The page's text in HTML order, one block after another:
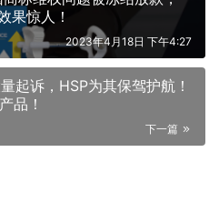
果惊人！
2023年4月18日 下午4:27
起诉，HSP为其保驾护航！
品！
下一篇